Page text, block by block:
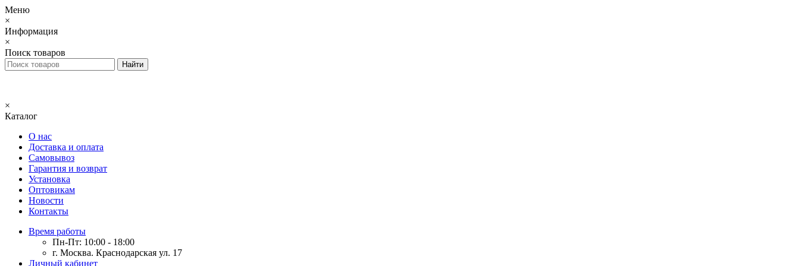
Меню
×
Информация
×
Поиск товаров
×
Каталог
О нас
Доставка и оплата
Самовывоз
Гарантия и возврат
Установка
Оптовикам
Новости
Контакты
Время работы
Пн-Пт: 10:00 - 18:00
г. Москва. Краснодарская ул. 17
Личный кабинет